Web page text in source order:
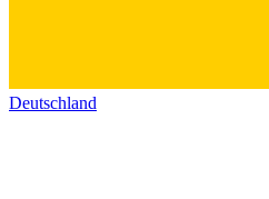
Deutschland